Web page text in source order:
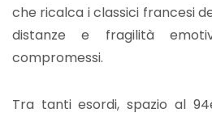
che ricalca i classici francesi
distanze e fragilità
compromessi.
Tra tanti esordi, spazio al